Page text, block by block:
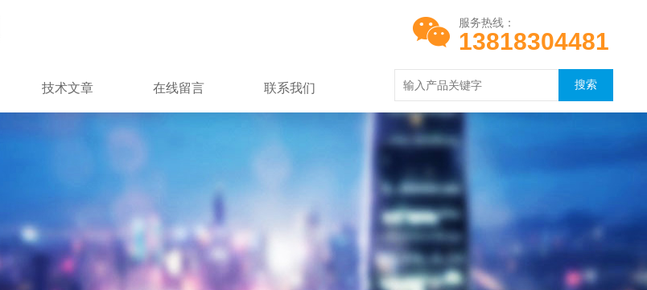
服务热线：
13818304481
技术文章 在线留言 联系我们